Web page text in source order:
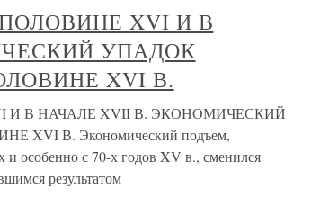
XVI И В
УПАДОК
XVI В.
И В НАЧАЛЕ XVII В. ЭКОНОМИЧЕСКИЙ
В. Экономический подъем,
и особенно с 70-х годов XV в., сменился
результатом